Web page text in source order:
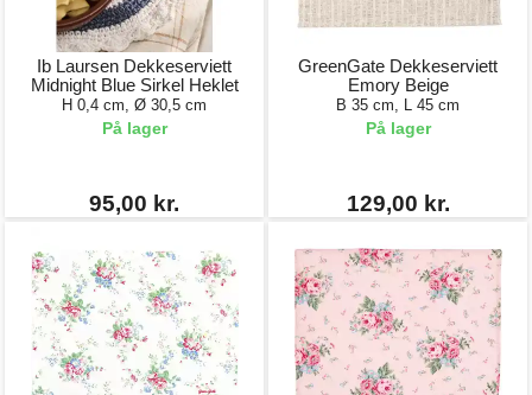
Ib Laursen Dekkeserviett
Midnight Blue Sirkel Heklet
H 0,4 cm, Ø 30,5 cm
På lager
95,00 kr.
GreenGate Dekkeserviett
Emory Beige
B 35 cm, L 45 cm
På lager
129,00 kr.